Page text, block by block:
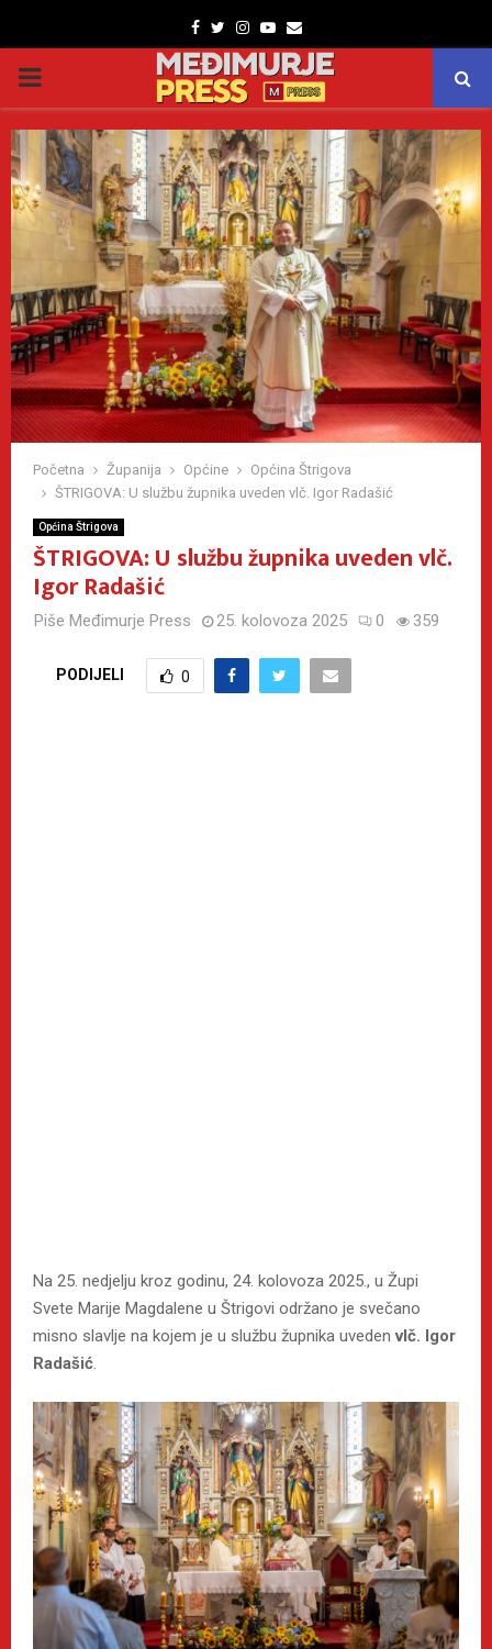
Facebook
TwitterInstagram
Youtube
Email
PRIMARY
MENU
Početna Županija Općine
Općina Štrigova
ŠTRIGOVA: U službu župnika uveden vlč. Igor Radašić
Općina Štrigova
ŠTRIGOVA: U službu župnika uveden vlč.
Igor Radašić
Piše Međimurje Press 25. kolovoza 2025 0 359
PODIJELI 0
Na 25. nedjelju kroz godinu, 24. kolovoza 2025., u Župi
Svete Marije Magdalene u Štrigovi održano je svečano
misno slavlje na kojem je u službu župnika uvedenvlč. Igor
Radašić.